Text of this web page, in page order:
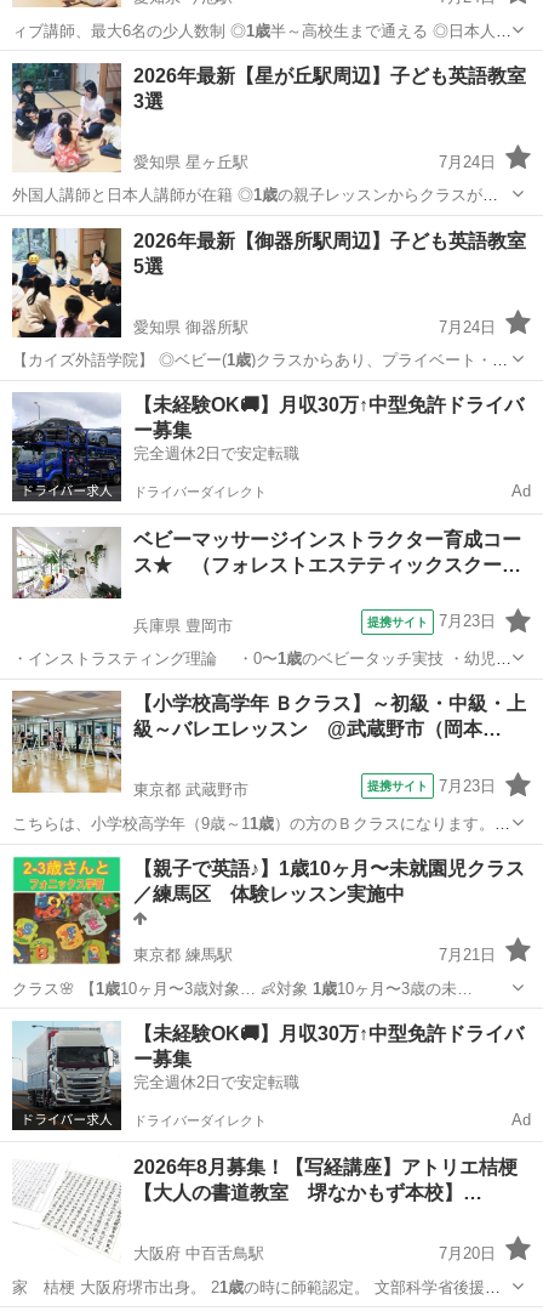
ィブ講師、最大6名の少人数制 ◎1歳半～高校生まで通える ◎日本人
の…
愛知 名古屋市 今池駅 英会話 英語教室
2026年最新【星が丘駅周辺】子ども英語教室
3選
愛知県 星ヶ丘駅
7月24日
外国人講師と日本人講師が在籍 ◎1歳の親子レッスンからクラスがあ
る …
愛知 名古屋市 星ヶ丘駅 英会話 英語教室
2026年最新【御器所駅周辺】子ども英語教室
5選
愛知県 御器所駅
7月24日
【カイズ外語学院】 ◎ベビー(1歳)クラスからあり、プライベート・セ
ミプ…
愛知 名古屋市 御器所駅 英会話 英語教室
【未経験OK🚚】月収30万↑中型免許ドライバ
ー募集
完全週休2日で安定転職
ドライバーダイレクト Ad
ベビーマッサージインストラクター育成コー
ス★ （フォレストエステティックスクー…
兵庫県 豊岡市 提携サイト 7月23日
・インストラスティング理論 ・0〜1歳のベビータッチ実技 ・幼児か
らのチャイ…
兵庫 豊岡市 ベビーマッサージ
【小学校高学年 Ｂクラス】～初級・中級・上
級～バレエレッスン @武蔵野市（岡本…
東京都 武蔵野市 提携サイト 7月23日
こちらは、小学校高学年（9歳～1 1歳）の方のＢクラスになります。
バレエ経…
東京 武蔵野市 バレエ
【親子で英語♪】1歳10ヶ月〜未就園児クラス
／練馬区 体験レッスン実施中
東京都 練馬駅
7月21日
クラス🌸 【 1歳 10ヶ月〜3歳対象… 👶対象 1歳10ヶ月〜3歳の未…
東京 練馬区 練馬駅 英語 1歳
【未経験OK🚚】月収30万↑中型免許ドライバ
ー募集
完全週休2日で安定転職
ドライバーダイレクト Ad
2026年8月募集！【写経講座】アトリエ桔梗
【大人の書道教室 堺なかもず本校】…
大阪府 中百舌鳥駅
7月20日
家 桔梗 大阪府堺市出身。 21歳の時に師範認定。 文部科学省後援硬